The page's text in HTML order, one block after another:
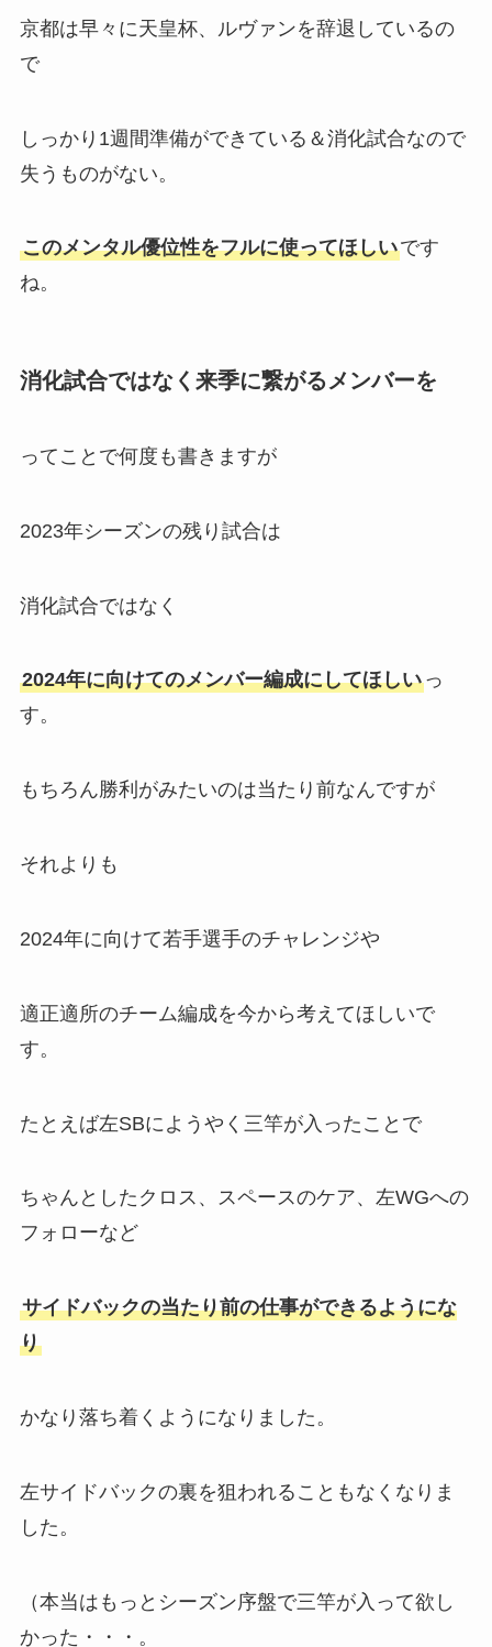
京都は早々に天皇杯、ルヴァンを辞退しているの
で
しっかり1週間準備ができている＆消化試合なので
失うものがない。
このメンタル優位性をフルに使ってほしいです
ね。
消化試合ではなく来季に繋がるメンバーを
ってことで何度も書きますが
2023年シーズンの残り試合は
消化試合ではなく
2024年に向けてのメンバー編成にしてほしいっ
す。
もちろん勝利がみたいのは当たり前なんですが
それよりも
2024年に向けて若手選手のチャレンジや
適正適所のチーム編成を今から考えてほしいで
す。
たとえば左SBにようやく三竿が入ったことで
ちゃんとしたクロス、スペースのケア、左WGへの
フォローなど
サイドバックの当たり前の仕事ができるようにな
り
かなり落ち着くようになりました。
左サイドバックの裏を狙われることもなくなりま
した。
（本当はもっとシーズン序盤で三竿が入って欲し
かった・・・。